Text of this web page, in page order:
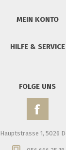
MEIN KONTO
HILFE & SERVICE
FOLGE UNS
Hauptstrasse 1, 5026